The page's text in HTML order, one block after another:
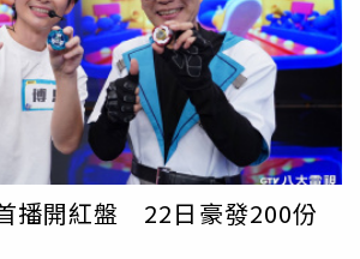
人認為「男人有錢就想作怪」，但真正
邊明明有不少青春亮眼的年輕女性，最
大、條件看似平凡的女子，忍不住發
不要，非要找阿姨，到底圖什麼？到底
曝光後，掀起大批網友討論，不少人認
就不能只看年紀和外貌，真正影響一段
上的陪伴與理解。有人指出，成熟女性
慰，也知道如何照顧另一半的情緒，
播開紅盤 22日豪發200份